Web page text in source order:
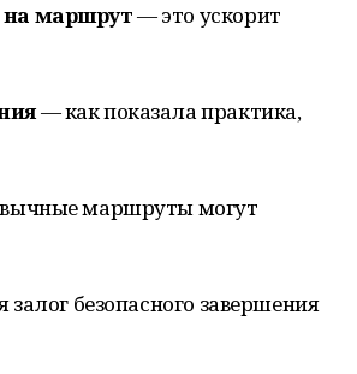
на маршрут— это ускорит
— как показала практика,
маршруты могут
безопасного завершения